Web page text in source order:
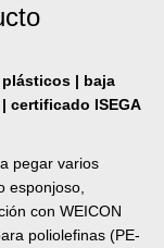
| baja
certificado ISEGA
pegar varios
esponjoso,
con WEICON
poliolefinas (PE-